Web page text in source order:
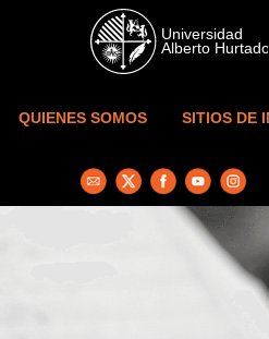
Skip to main content
QUIENES SOMOS SITIOS DE